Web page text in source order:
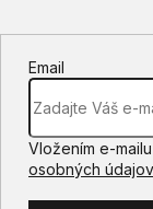
Email
Vložením e-
osobných údajov